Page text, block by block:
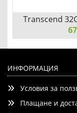
CL46 1.1V
Transcend
ИНФОРМАЦИЯ
Условия за
Плащане и